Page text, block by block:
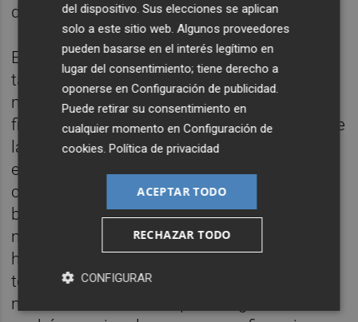
desmantelando.
En la Morgan pensé que un país tan nuevo
también podía respetar el Pasado con
mayúsculas. En su salón magnífico, el
filántropo se presentaba retratado encima de
la chimenea: lo esperaba más soberbio y
esnob, pero un óleo lo enseñaba sobrio y
concentrado, en estricto negro, con un
bastón de mando en su mano derecha. A
medida que conocí su patrimonio me
hermané con él, me plegué a él y le perdoné
toda su obscena riqueza. Un puñado de
nuevos ricos como él querían igualarse en
del dispositivo. Sus elecciones se aplican
solo a este sitio web. Algunos proveedores
pueden basarse en el interés legítimo en
lugar del consentimiento; tiene derecho a
oponerse enConfiguración de publicidad
Puede retirar su consentimiento en
cualquier momento enConfiguración de
cookies .Política de privacidad
ACEPTAR TODO
RECHAZAR TODO
CONFIGURAR